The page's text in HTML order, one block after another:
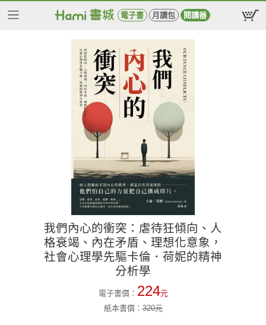
電子書 月讀包 閱讀器
我們內心的衝突：虐待狂傾向、人
格衰竭、內在矛盾、理想化意象，
社會心理學先驅卡倫．荷妮的精神
分析學
電子書價： 224元
紙本書價：320元